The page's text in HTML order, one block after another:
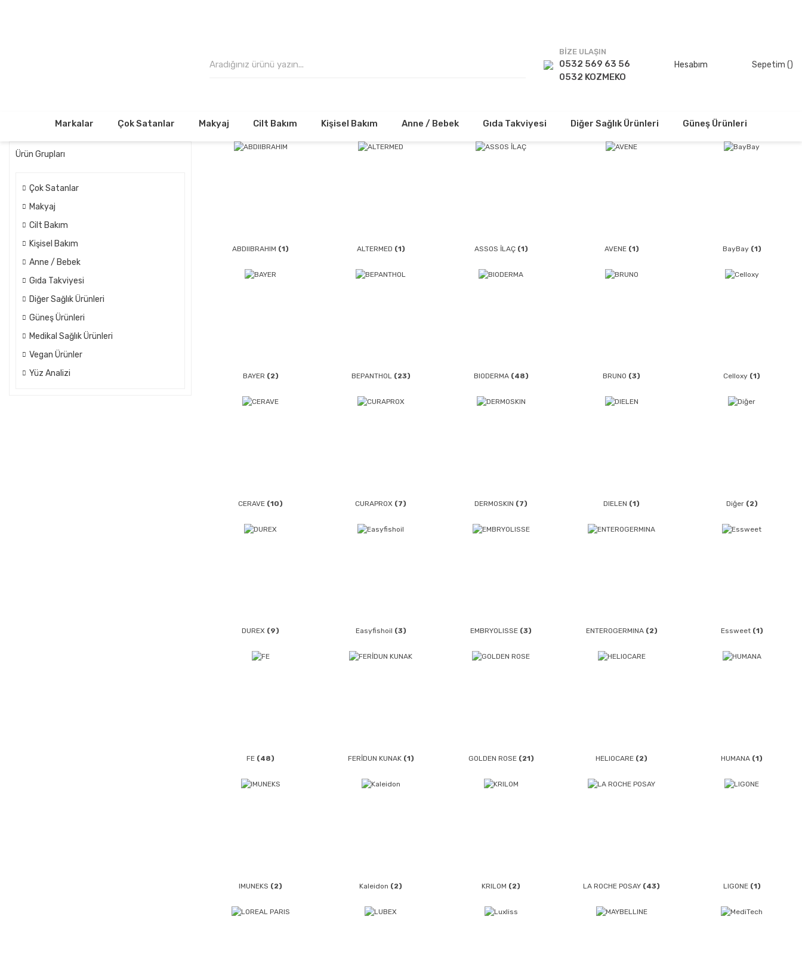
BİZE ULAŞIN
0532 569 63 56
0532 KOZMEKO
Hesabım Sepetim ()
Markalar Çok Satanlar Makyaj Cilt Bakım Kişisel Bakım Anne / Bebek Gıda Takviyesi Diğer Sağlık Ürünleri Güneş Ürünleri
Ürün Grupları
Çok Satanlar
Makyaj
Cilt Bakım
Kişisel Bakım
Anne / Bebek
Gıda Takviyesi
Diğer Sağlık Ürünleri
Güneş Ürünleri
Medikal Sağlık Ürünleri
Vegan Ürünler
Yüz Analizi
ABDIIBRAHIM (1) ALTERMED (1) ASSOS İLAÇ (1) AVENE (1) BayBay (1)
BAYER (2) BEPANTHOL (23) BIODERMA (48) BRUNO (3) Celloxy (1)
CERAVE (10) CURAPROX (7) DERMOSKIN (7) DIELEN (1) Diğer (2)
DUREX (9) Easyfishoil (3) EMBRYOLISSE (3) ENTEROGERMINA (2) Essweet (1)
FE (48) FERİDUN KUNAK (1) GOLDEN ROSE (21) HELIOCARE (2) HUMANA (1)
IMUNEKS (2) Kaleidon (2) KRILOM (2) LA ROCHE POSAY (43) LIGONE (1)